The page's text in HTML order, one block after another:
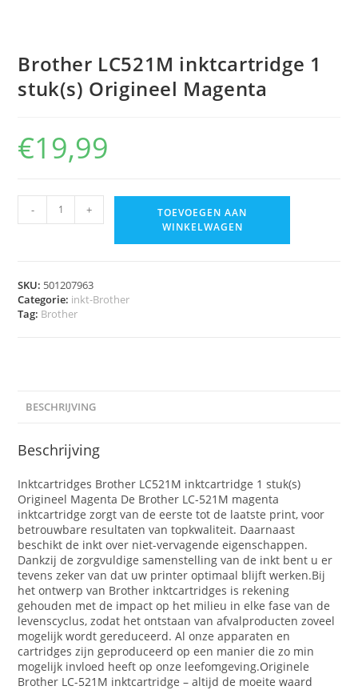
Brother LC521M inktcartridge 1
stuk(s) Origineel Magenta
€19,99
- +
TOEVOEGEN AAN
WINKELWAGEN
SKU: 501207963
Categorie: inkt-Brother
Tag: Brother
BESCHRIJVING
Beschrijving
Inktcartridges Brother LC521M inktcartridge 1 stuk(s)
Origineel Magenta De Brother LC-521M magenta
inktcartridge zorgt van de eerste tot de laatste print, voor
betrouwbare resultaten van topkwaliteit. Daarnaast
beschikt de inkt over niet-vervagende eigenschappen.
Dankzij de zorgvuldige samenstelling van de inkt bent u er
tevens zeker van dat uw printer optimaal blijft werken.Bij
het ontwerp van Brother inktcartridges is rekening
gehouden met de impact op het milieu in elke fase van de
levenscyclus, zodat het ontstaan van afvalproducten zoveel
mogelijk wordt gereduceerd. Al onze apparaten en
cartridges zijn geproduceerd op een manier die zo min
mogelijk invloed heeft op onze leefomgeving.Originele
Brother LC-521M inktcartridge – altijd de moeite waard